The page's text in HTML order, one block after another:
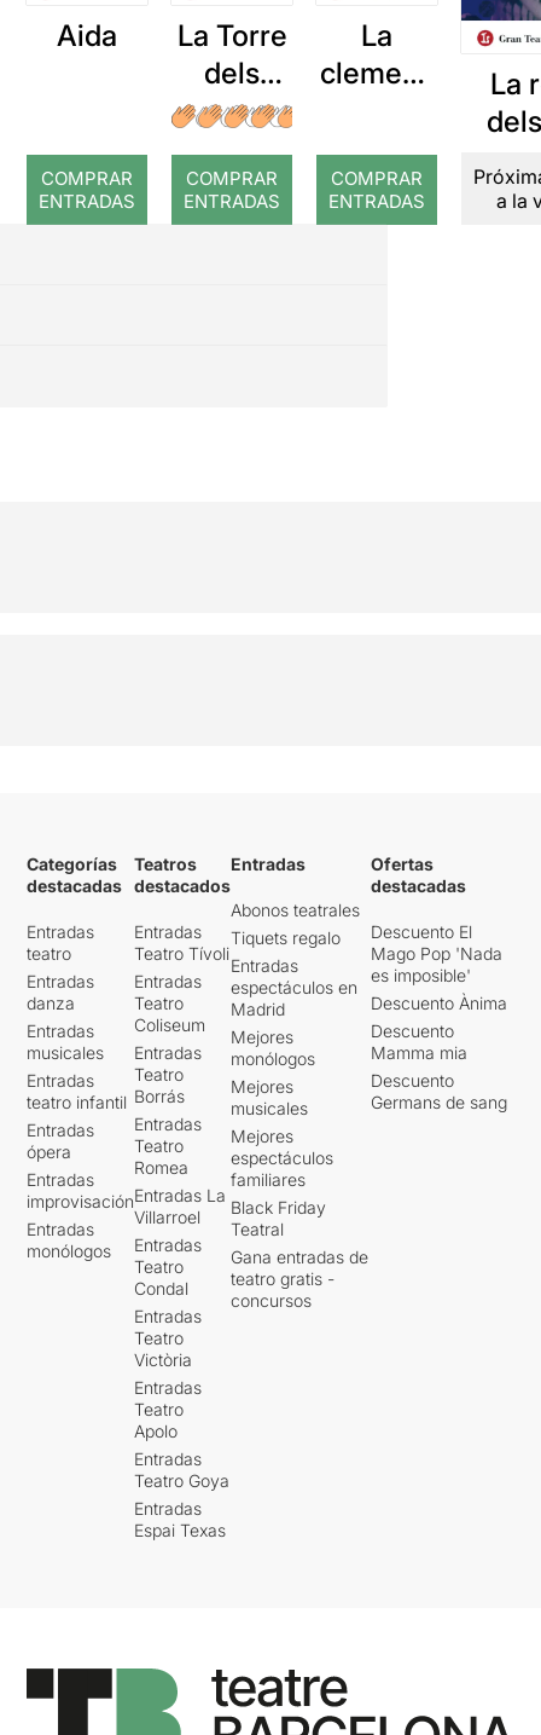
Aida
COMPRAR
ENTRADAS
La Torre
dels
Somnis
COMPRAR
ENTRADAS
La
clemenz
COMPRAR
ENTRADAS
La
a la
Categorías
destacadas
Entradas
teatro
Entradas
danza
Entradas
musicales
Entradas
teatro infantil
Entradas
ópera
Entradas
improvisación
Entradas
monólogos
Teatros
destacados
Entradas
Teatro Tívoli
Entradas
Teatro
Coliseum
Entradas
Teatro
Borrás
Entradas
Teatro
Romea
Entradas La
Villarroel
Entradas
Teatro
Condal
Entradas
Teatro
Victòria
Entradas
Teatro
Apolo
Entradas
Teatro Goya
Entradas
Espai Texas
Entradas
Abonos teatrales
Tiquets regalo
Entradas
espectáculos en
Madrid
Mejores
monólogos
Mejores
musicales
Mejores
espectáculos
familiares
Black Friday
Teatral
Gana entradas de
teatro gratis -
concursos
Ofertas
destacadas
Descuento El
Mago Pop 'Nada
es imposible'
Descuento Ànima
Descuento
Mamma mia
Descuento
Germans de sang